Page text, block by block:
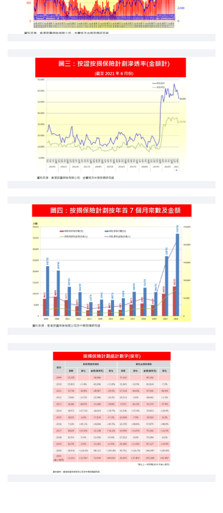
新聞/研究
公司動態
統計數據庫
按揭快趣智識
按揭智庫
實時銀行資訊
裝修·保險優惠
免費裝修轉介服務
裝修設計專欄
火險、家居、寵物保險
網上申請按揭轉介